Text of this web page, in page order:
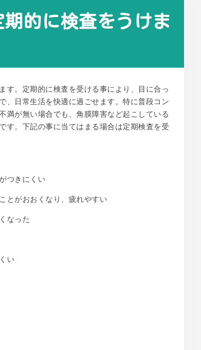
的に検査をうけま
す。定期的に検査を受ける事により、目に合っ
、日常生活を快適に過ごせます。特に普段コン
満が無い場合でも、角膜障害など起こしている
す。下記の事に当てはまる場合は定期検査を受
つきにくい
とがおおくなり、疲れやすい
なった
い